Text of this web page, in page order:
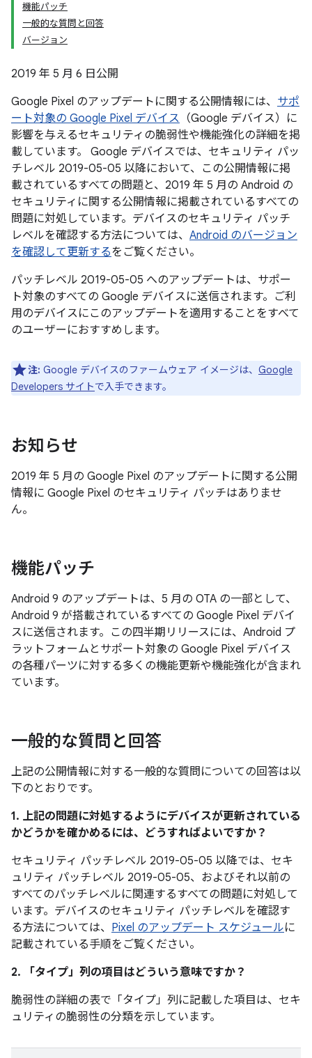
機能パッチ
一般的な質問と回答
バージョン
2019 年 5 月 6 日公開
Google Pixel のアップデートに関する公開情報には、 サポ
ート対象の Google Pixel デバイス （Google デバイス）に
影響を与えるセキュリティの脆弱性や機能強化の詳細を掲
載しています。 Google デバイスでは、セキュリティ パッ
チレベル 2019-05-05 以降において、この公開情報に掲
載されているすべての問題と、2019 年 5 月の Android の
セキュリティに関する公開情報に掲載されているすべての
問題に対処しています。デバイスのセキュリティ パッチ
レベルを確認する方法については、 Android のバージョン
を確認して更新するをご覧ください。
パッチレベル 2019-05-05 へのアップデートは、サポー
ト対象のすべての Google デバイスに送信されます。ご利
用のデバイスにこのアップデートを適用することをすべて
のユーザーにおすすめします。
注: Google デバイスのファームウェア イメージは、 Google
Developers サイトで入手できます。
お知らせ
2019 年 5 月の Google Pixel のアップデートに関する公開
情報に Google Pixel のセキュリティ パッチはありませ
ん。
機能パッチ
Android 9 のアップデートは、5 月の OTA の一部として、
Android 9 が搭載されているすべての Google Pixel デバイ
スに送信されます。この四半期リリースには、Android プ
ラットフォームとサポート対象の Google Pixel デバイス
の各種パーツに対する多くの機能更新や機能強化が含まれ
ています。
一般的な質問と回答
上記の公開情報に対する一般的な質問についての回答は以
下のとおりです。
1. 上記の問題に対処するようにデバイスが更新されている
かどうかを確かめるには、どうすればよいですか？
セキュリティ パッチレベル 2019-05-05 以降では、セキ
ュリティ パッチレベル 2019-05-05、およびそれ以前の
すべてのパッチレベルに関連するすべての問題に対処して
います。デバイスのセキュリティ パッチレベルを確認す
る方法については、 Pixel のアップデート スケジュールに
記載されている手順をご覧ください。
2. 「タイプ」 列の項目はどういう意味ですか？
脆弱性の詳細の表で「タイプ」 列に記載した項目は、セキ
ュリティの脆弱性の分類を示しています。